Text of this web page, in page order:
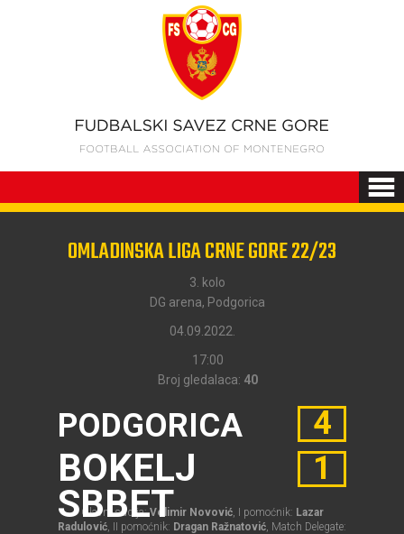
OMLADINSKA LIGA CRNE GORE 22/23
3. kolo
DG arena, Podgorica
04.09.2022.
17:00
Broj gledalaca: 40
PODGORICA
BOKELJ
SBBET
4
1
Glavni sudija:Velimir Novović, I pomoćnik: Lazar
Radulović, II pomoćnik: Dragan Ražnatović, Match Delegate: